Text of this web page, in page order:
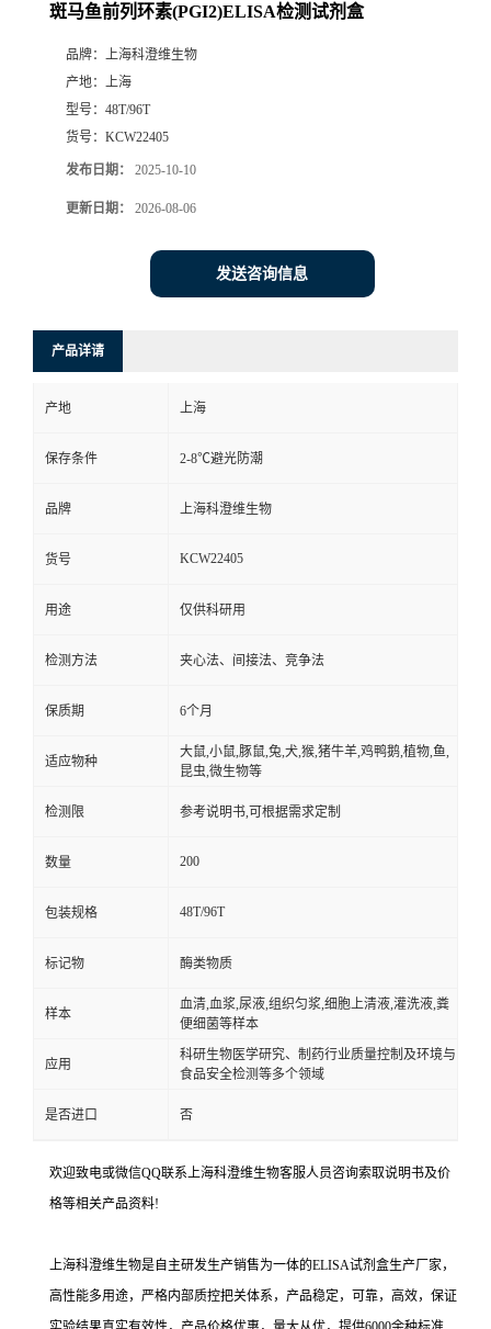
斑马鱼前列环素(PGI2)ELISA检测试剂盒
品牌：
上海科澄维生物
产地：
上海
型号： 48T/96T
货号： KCW22405
发布日期： 2025-10-10
更新日期： 2026-08-06
发送咨询信息
产品详请
产地 上海
保存条件 2-8℃避光防潮
品牌 上海科澄维生物
货号 KCW22405
用途 仅供科研用
检测方法 夹心法、间接法、竞争法
保质期 6个月
适应物种
大鼠,小鼠,豚鼠,兔,犬,猴,猪牛羊,鸡鸭鹅,植物,鱼,
昆虫,微生物等
检测限 参考说明书,可根据需求定制
数量 200
包装规格 48T/96T
标记物 酶类物质
样本
血清,血浆,尿液,组织匀浆,细胞上清液,灌洗液,粪
便细菌等样本
应用
科研生物医学研究、制药行业质量控制及环境与
食品安全检测等多个领域
是否进口 否
欢迎致电或微信QQ联系上海科澄维生物客服人员咨询索取说明书及价
格等相关产品资料!
上海科澄维生物是自主研发生产销售为一体的ELISA试剂盒生产厂家，
高性能多用途，严格内部质控把关体系，产品稳定，可靠，高效，保证